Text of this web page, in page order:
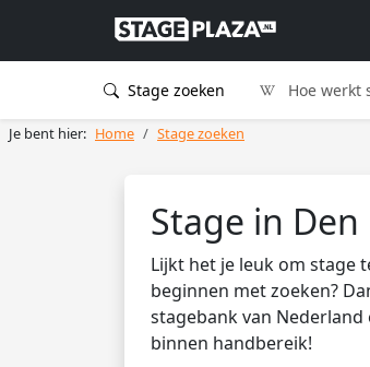
Stage zoeken Hoe werkt
Je bent hier: Home Stage zoeken
Stage in
Lijkt het je leuk om stage
beginnen met zoeken?
stagebank van Nederland
binnen handbereik!